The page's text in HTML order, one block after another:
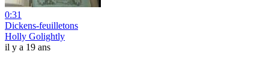
0:31
Dickens-feuilletons
Holly Golightly
il y a 19 ans